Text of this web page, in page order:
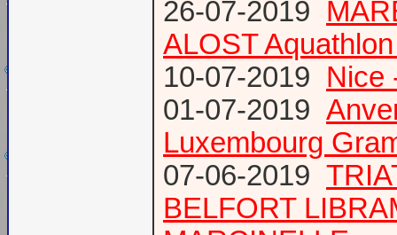
26-07-2019
ALOST
10-07-2019 Nice
01-07-2019
Luxembourg
07-06-2019
BELFORT